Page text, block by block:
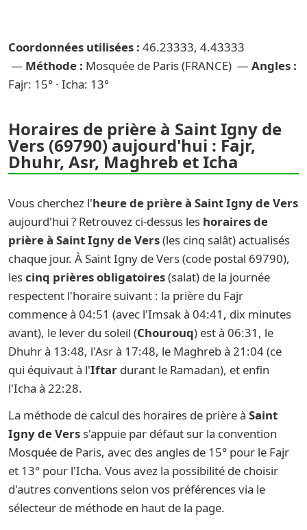
Coordonnées utilisées : 46.23333, 4.43333
— Méthode : Mosquée de Paris (FRANCE) — Angles :
Fajr: 15° · Icha: 13°
Horaires de prière à Saint Igny de
Vers (69790) aujourd'hui : Fajr,
Dhuhr, Asr, Maghreb et Icha
Vous cherchez l'heure de prière à Saint Igny de Vers
aujourd'hui ? Retrouvez ci-dessus les horaires de
prière à Saint Igny de Vers(les cinq salât) actualisés
chaque jour. À Saint Igny de Vers (code postal 69790),
lescinq prières obligatoires(salat) de la journée
respectent l'horaire suivant : la prière du Fajr
commence à 04:51 (avec l'Imsak à 04:41, dix minutes
avant), le lever du soleil (Chourouq) est à 06:31, le
Dhuhr à 13:48, l'Asr à 17:48, le Maghreb à 21:04 (ce
qui équivaut à l'Iftar durant le Ramadan), et enfin
l'Icha à 22:28.
La méthode de calcul des horaires de prière à Saint
Igny de Vers s'appuie par défaut sur la convention
Mosquée de Paris, avec des angles de 15° pour le Fajr
et 13° pour l'Icha. Vous avez la possibilité de choisir
d'autres conventions selon vos préférences via le
sélecteur de méthode en haut de la page.